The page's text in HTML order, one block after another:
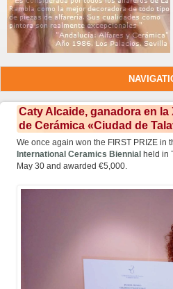
Caty Alcaide, ganadora en la
de Cerámica «Ciudad de
We once again won the FIRST PRIZE in
International Ceramics Biennial held in
May 30 and awarded €5,000.